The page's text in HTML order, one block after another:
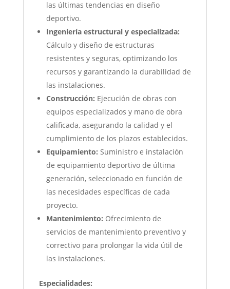
las últimas tendencias en diseño
deportivo.
Ingeniería estructural y especializada:
Cálculo y diseño de estructuras
resistentes y seguras, optimizando los
recursos y garantizando la durabilidad de
las instalaciones.
Construcción: Ejecución de obras con
equipos especializados y mano de obra
calificada, asegurando la calidad y el
cumplimiento de los plazos establecidos.
Equipamiento: Suministro e instalación
de equipamiento deportivo de última
generación, seleccionado en función de
las necesidades específicas de cada
proyecto.
Mantenimiento: Ofrecimiento de
servicios de mantenimiento preventivo y
correctivo para prolongar la vida útil de
las instalaciones.
Especialidades: